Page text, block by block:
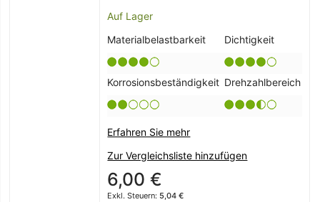
Auf Lager
Materialbelastbarkeit
Dichtigkeit
Korrosionsbeständigkeit Drehzahlbereich
Erfahren Sie mehr
Zur Vergleichsliste hinzufügen
6,00 €
5,04 €